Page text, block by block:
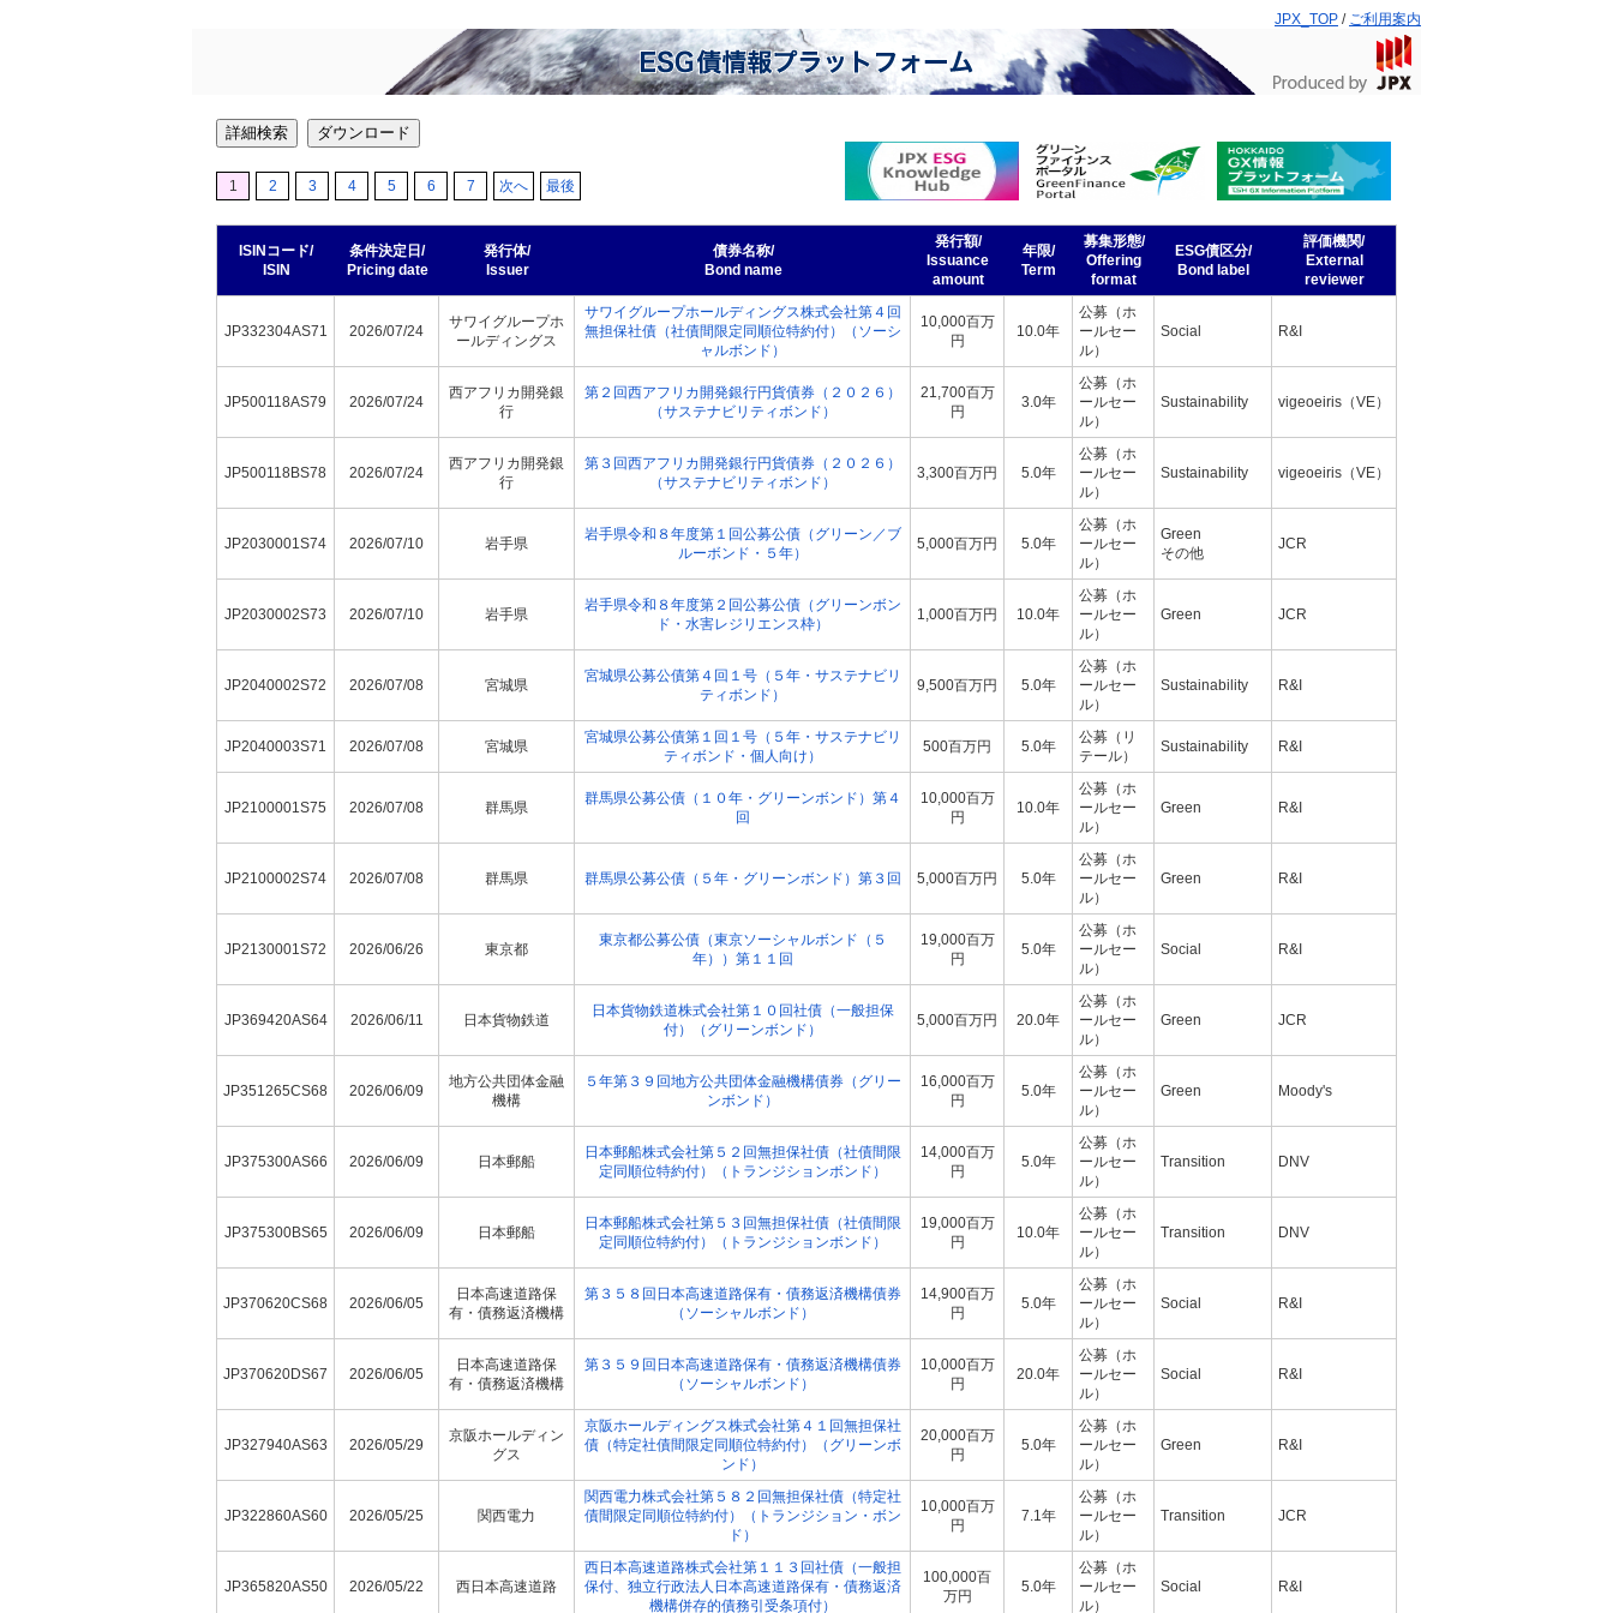
JPX_TOP / ご利用案内
詳細検索 ダウンロード
1 2 3 4 5 6 7 次へ 最後
ISINコード/
ISIN
条件決定日/
Pricing date
発行体/
Issuer
債券名称/
Bond name
発行額/
Issuance
amount
年限/
Term
募集形態/
Offering
format
ESG債区分/
Bond label
評価機関/
External
reviewer
JP332304AS71 2026/07/24
サワイグループホ
ールディングス
サワイグループホールディングス株式会社第４回
無担保社債（社債間限定同順位特約付）（ソーシ
ャルボンド）
10,000百万
円
10.0年
公募（ホ
ールセー
ル）
Social R&I
JP500118AS79 2026/07/24
西アフリカ開発銀
行
第２回西アフリカ開発銀行円貨債券（２０２６）
（サステナビリティボンド）
21,700百万
円
3.0年
公募（ホ
ールセー
ル）
Sustainability vigeoeiris（VE）
JP500118BS78 2026/07/24
西アフリカ開発銀
行
第３回西アフリカ開発銀行円貨債券（２０２６）
（サステナビリティボンド）
3,300百万円 5.0年
公募（ホ
ールセー
ル）
Sustainability vigeoeiris（VE）
JP2030001S74 2026/07/10 岩手県
岩手県令和８年度第１回公募公債（グリーン／ブ
ルーボンド・５年）
5,000百万円 5.0年
公募（ホ
ールセー
ル）
Green
その他
JCR
JP2030002S73 2026/07/10 岩手県
岩手県令和８年度第２回公募公債（グリーンボン
ド・水害レジリエンス枠）
1,000百万円 10.0年
公募（ホ
ールセー
ル）
Green JCR
JP2040002S72 2026/07/08 宮城県
宮城県公募公債第４回１号（５年・サステナビリ
ティボンド）
9,500百万円 5.0年
公募（ホ
ールセー
ル）
Sustainability R&I
JP2040003S71 2026/07/08 宮城県
宮城県公募公債第１回１号（５年・サステナビリ
ティボンド・個人向け）
500百万円 5.0年
公募（リ
テール）
Sustainability R&I
JP2100001S75 2026/07/08 群馬県
群馬県公募公債（１０年・グリーンボンド）第４
回
10,000百万
円
10.0年
公募（ホ
ールセー
ル）
Green R&I
JP2100002S74 2026/07/08 群馬県 群馬県公募公債（５年・グリーンボンド）第３回 5,000百万円 5.0年
公募（ホ
ールセー
ル）
Green R&I
JP2130001S72 2026/06/26 東京都
東京都公募公債（東京ソーシャルボンド（５
年））第１１回
19,000百万
円
5.0年
公募（ホ
ールセー
ル）
Social R&I
JP369420AS64 2026/06/11 日本貨物鉄道
日本貨物鉄道株式会社第１０回社債（一般担保
付）（グリーンボンド）
5,000百万円 20.0年
公募（ホ
ールセー
ル）
Green JCR
JP351265CS68 2026/06/09
地方公共団体金融
機構
５年第３９回地方公共団体金融機構債券（グリー
ンボンド）
16,000百万
円
5.0年
公募（ホ
ールセー
ル）
Green Moody's
JP375300AS66 2026/06/09 日本郵船
日本郵船株式会社第５２回無担保社債（社債間限
定同順位特約付）（トランジションボンド）
14,000百万
円
5.0年
公募（ホ
ールセー
ル）
Transition DNV
JP375300BS65 2026/06/09 日本郵船
日本郵船株式会社第５３回無担保社債（社債間限
定同順位特約付）（トランジションボンド）
19,000百万
円
10.0年
公募（ホ
ールセー
ル）
Transition DNV
JP370620CS68 2026/06/05
日本高速道路保
有・債務返済機構
第３５８回日本高速道路保有・債務返済機構債券
（ソーシャルボンド）
14,900百万
円
5.0年
公募（ホ
ールセー
ル）
Social R&I
JP370620DS67 2026/06/05
日本高速道路保
有・債務返済機構
第３５９回日本高速道路保有・債務返済機構債券
（ソーシャルボンド）
10,000百万
円
20.0年
公募（ホ
ールセー
ル）
Social R&I
JP327940AS63 2026/05/29
京阪ホールディン
グス
京阪ホールディングス株式会社第４１回無担保社
債（特定社債間限定同順位特約付）（グリーンボ
ンド）
20,000百万
円
5.0年
公募（ホ
ールセー
ル）
Green R&I
JP322860AS60 2026/05/25 関西電力
関西電力株式会社第５８２回無担保社債（特定社
債間限定同順位特約付）（トランジション・ボン
ド）
10,000百万
円
7.1年
公募（ホ
ールセー
ル）
Transition JCR
JP365820AS50 2026/05/22 西日本高速道路
西日本高速道路株式会社第１１３回社債（一般担
保付、独立行政法人日本高速道路保有・債務返済
機構併存的債務引受条項付）
100,000百
万円
5.0年
公募（ホ
ールセー
ル）
Social R&I